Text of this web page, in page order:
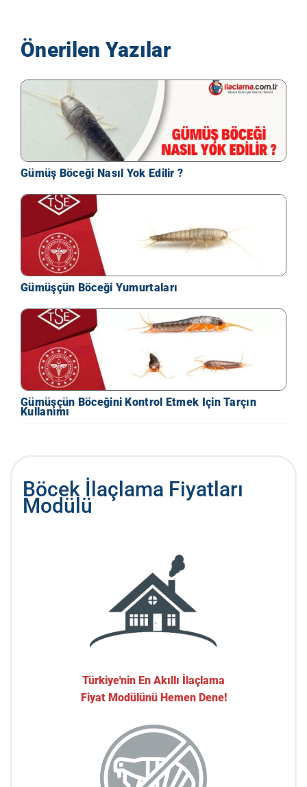
Önerilen Yazılar
Gümüş Böceği Nasıl Yok Edilir ?
Gümüşçün Böceği Yumurtaları
Gümüşçün Böceğini Kontrol Etmek Için Tarçın
Kullanımı
Böcek İlaçlama Fiyatları
Modülü
Türkiye'nin En Akıllı İlaçlama
Fiyat Modülünü Hemen Dene!